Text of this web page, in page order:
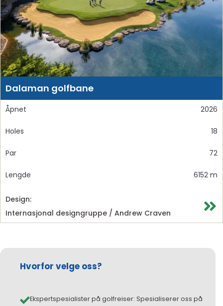
Dalaman golfbane
Åpnet 2026
Holes 18
Par 72
Lengde 6152 m
Design:
Internasjonal designgruppe / Andrew Craven
Hvorfor velge oss?
Ekspertspesialister på golfreiser: Spesialiserer oss på